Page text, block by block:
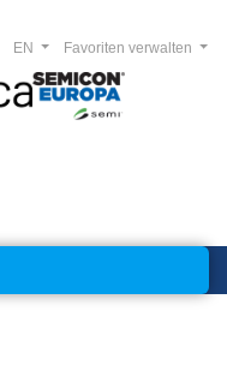
Favoriten verwalten
EN